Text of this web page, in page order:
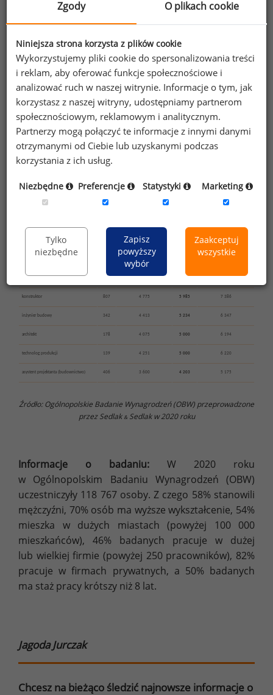
Tabela 1. Wynagrodzenia magistrów inżynierów
stanowisko próba 25% zarabiało mniej niż mediana 25% zarabiało więcej niż
architekt - projektant systemów IT 15 200
7 514 13 300
programista .NET 237 6 900 9 000
programista (stanowisko ogólne) 140
kierownik produkcji 170 6 600 8 585 11 490
kierownik budowy 434 11 000
inżynier produkcji 5 195 8 000
konstruktor 807 4 775 5 985 7 386
inżynier budowy 342 4 413 5 234 6 347
architekt 178 4 075 5 000 6 194
technolog produkcji 139 4 251 5 000 6 220
asystent projektanta (budownictwo) 406 3 600 4 203 5 175
Źródło: Ogólnopolskie Badanie Wynagrodzeń (OBW) przeprowadzone
przez Sedlak &Sedlak w 2020 roku
Informacje o badaniu: W 2020 roku
w Ogólnopolskim Badaniu Wynagrodzeń (OBW)
uczestniczyły 118 767 osoby. Z czego 58% stanowili
mężczyźni, 70% osób ma wyższe wykształcenie, 54%
mieszka w dużych miastach (powyżej 100 000
mieszkańców), 46% badanych pracuje w dużej
lub wielkiej firmie (powyżej 250 pracowników), 82%
pracuje w firmach prywatnych, a 50% badanych
ma staż pracy krótszy niż 8 lat.
Jagoda Jurczak
Chcesz na bieżąco śledzić najnowsze informacje o
Zgody O plikach cookie
Niniejsza strona korzysta z plików cookie
Wykorzystujemy pliki cookie do spersonalizowania treści
i reklam, aby oferować funkcje społecznościowe i
analizować ruch w naszej witrynie. Informacje o tym, jak
korzystasz z naszej witryny, udostępniamy partnerom
społecznościowym, reklamowym i analitycznym.
Partnerzy mogą połączyć te informacje z innymi danymi
otrzymanymi od Ciebie lub uzyskanymi podczas
korzystania z ich usług.
Niezbędne Preferencje Statystyki Marketing
Tylko
niezbędne
Zapisz
powyższy
wybór
Zaakceptuj
wszystkie